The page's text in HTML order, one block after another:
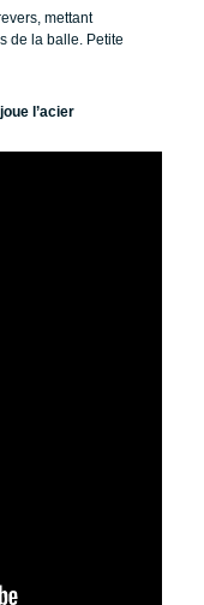
mettant
de la balle. Petite
l’acier